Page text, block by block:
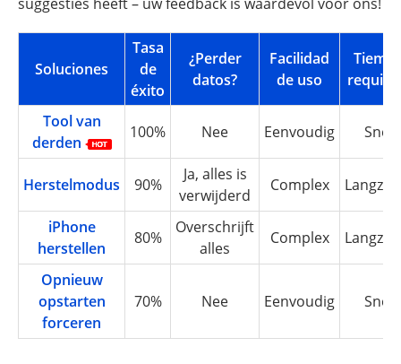
Soluciones
Tasa
de
éxito
¿Perder
datos?
Facilidad
de uso
Tool van
derden
100% Nee Eenvoudig Snel
Herstelmodus 90%
Ja, alles is
verwijderd
Complex
iPhone
herstellen
80%
Overschrijft
alles
Complex
Opnieuw
opstarten
forceren
70% Nee Eenvoudig Snel